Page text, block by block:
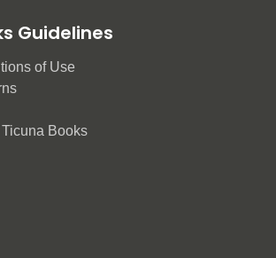
Guidelines
of Use
Books